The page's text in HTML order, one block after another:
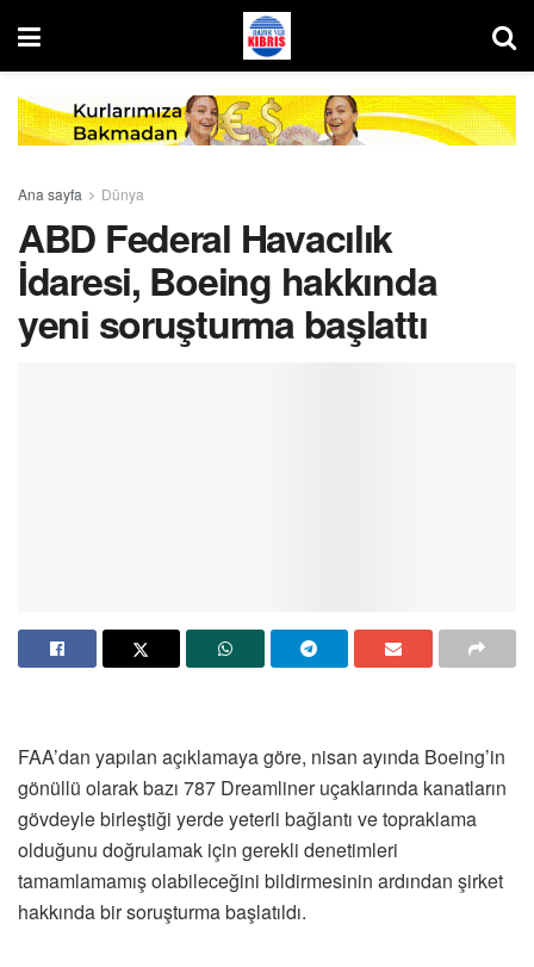
Ana sayfa Dünya
ABD Federal Havacılık
İdaresi, Boeing hakkında
yeni soruşturma başlattı
FAA’dan yapılan açıklamaya göre, nisan ayında Boeing’in
gönüllü olarak bazı 787 Dreamliner uçaklarında kanatların
gövdeyle birleştiği yerde yeterli bağlantı ve topraklama
olduğunu doğrulamak için gerekli denetimleri
tamamlamamış olabileceğini bildirmesinin ardından şirket
hakkında bir soruşturma başlatıldı.